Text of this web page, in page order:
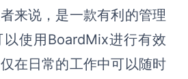
来说，是一款有利的管理
使用BoardMix进行有效
在日常的工作中可以随时